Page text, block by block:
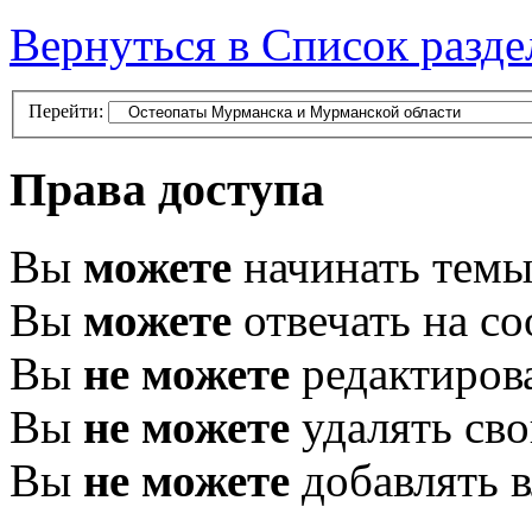
Вернуться в Список
Перейти:
Права доступа
Вы можете начинать темы
Вы можете отвечать на
Вы не можете
Вы не можете удалять
Вы не можете добавлять